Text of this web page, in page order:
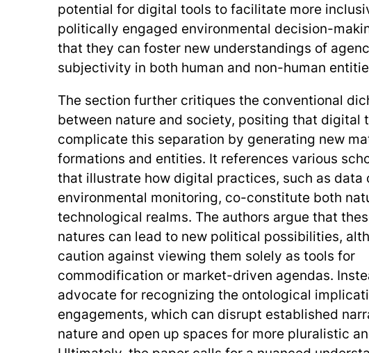
potential for digital tools to facilitate more
politically engaged environmental decision-
that they can foster new understandings of
subjectivity in both human and non-human
The section further critiques the conventional
between nature and society, positing that digital
complicate this separation by generating new
formations and entities. It references various
that illustrate how digital practices, such as data
environmental monitoring, co-constitute both
technological realms. The authors argue that
natures can lead to new political possibilities,
caution against viewing them solely as tools for
commodification or market-driven agendas.
advocate for recognizing the ontological
engagements, which can disrupt established
nature and open up spaces for more pluralistic